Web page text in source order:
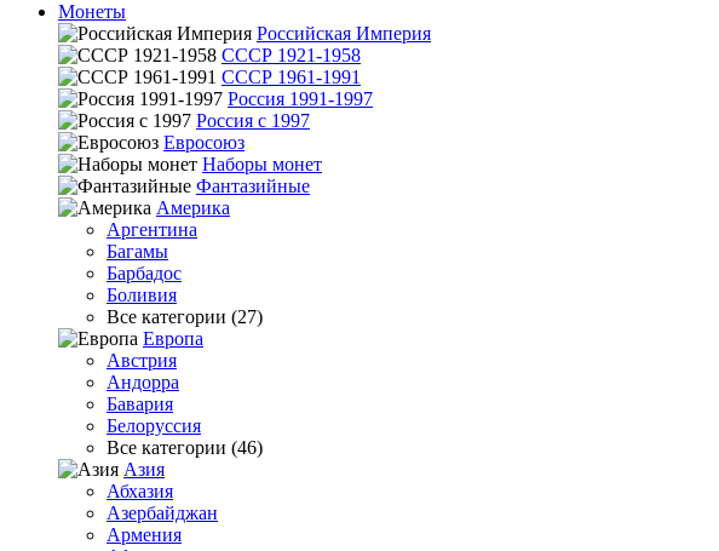
Монеты
Российская Империя
СССР 1921-1958
СССР 1961-1991
Россия 1991-1997
Россия с 1997
Евросоюз
Наборы монет
Фантазийные
Америка
Аргентина
Багамы
Барбадос
Боливия
Все категории (27)
Европа
Австрия
Андорра
Бавария
Белоруссия
Все категории (46)
Азия
Абхазия
Азербайджан
Армения